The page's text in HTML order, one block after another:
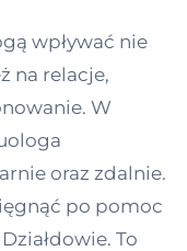
wpływać nie
na relacje,
W
oraz zdalnie.
po pomoc
To